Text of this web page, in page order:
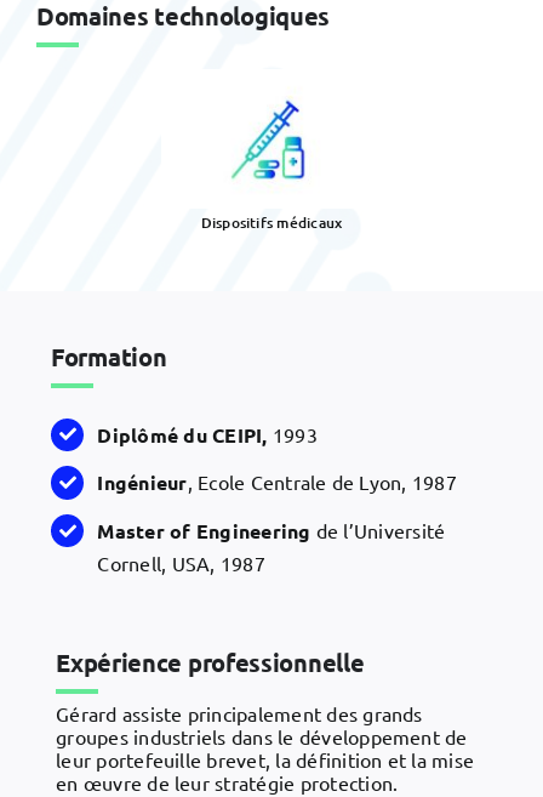
Domaines technologiques
Dispositifs médicaux
Formation
Diplômé du CEIPI, 1993
Ingénieur, Ecole Centrale de Lyon, 1987
Master of Engineering de l’Université
Cornell, USA, 1987
Expérience professionnelle
Gérard assiste principalement des grands
groupes industriels dans le développement de
leur portefeuille brevet, la définition et la mise
en œuvre de leur stratégie protection.